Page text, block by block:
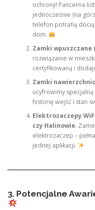
ochrony! Pancerna
jednocześnie (na
telefon potrafią
dom.
Zamki wpuszczane
rozwiązanie w
certyfikowaną i
Zamki
ucyfrowimy specjalną
historię wejść i stan
Elektrozaczepy
czy Halinowie.
elektrozaczep –
jednej aplikacji.
3. Potencjalne